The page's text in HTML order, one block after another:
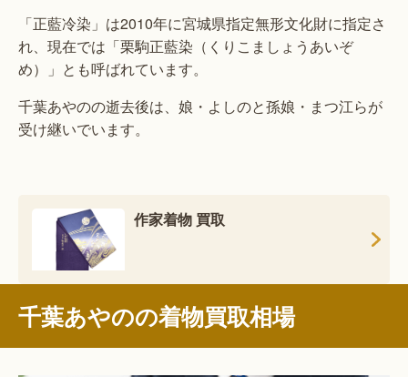
「正藍冷染」は2010年に宮城県指定無形文化財に指定さ
れ、現在では「栗駒正藍染（くりこましょうあいぞ
め）」とも呼ばれています。
千葉あやのの逝去後は、娘・よしのと孫娘・まつ江らが
受け継いでいます。
作家着物 買取
千葉あやのの着物買取相場